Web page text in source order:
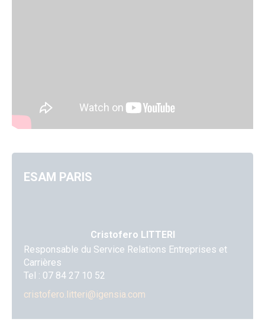
ESAM PARIS
Cristofero LITTERI
Responsable du Service Relations Entreprises et
Carrières
Tel : 07 84 27 10 52
cristofero.litteri@igensia.com